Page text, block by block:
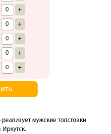
+
+
+
+
+
реализует мужские толстовки